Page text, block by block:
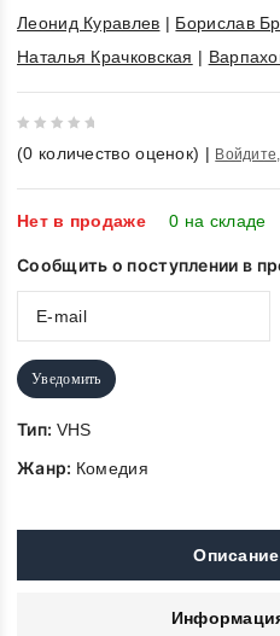
Леонид Куравлев | Борислав
Наталья Крачковская |
out
of
5
(0 количество оценок) |
Нет в продаже 0 на складе
Сообщить о поступлении в
Уведомить
Тип: VHS
Жанр: Комедия